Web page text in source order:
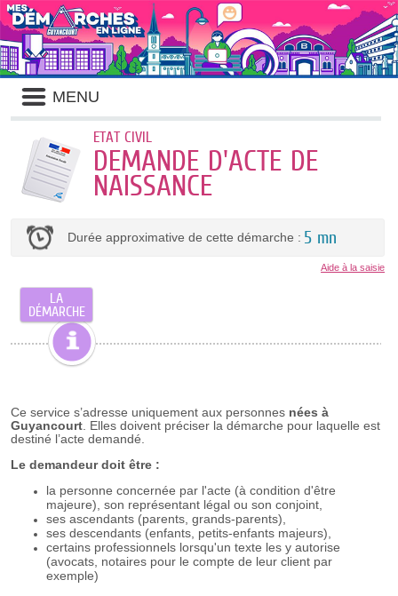
MENU
ETAT CIVIL
DEMANDE D'ACTE DE
NAISSANCE
Durée approximative de cette démarche : 5 mn
Aide à la saisie
LA
DÉMARCHE